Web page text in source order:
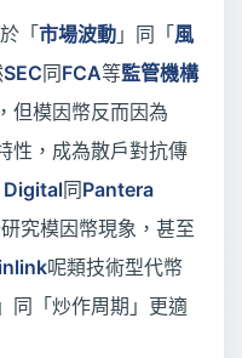
「 市場波動 」同「 風
SEC同FCA等監管機構
，但模因幣反而因為
性，成為散戶對抗傳
Digital同Pantera
究模因幣現象，甚至
呢類技術型代幣
」同「炒作周期」更適